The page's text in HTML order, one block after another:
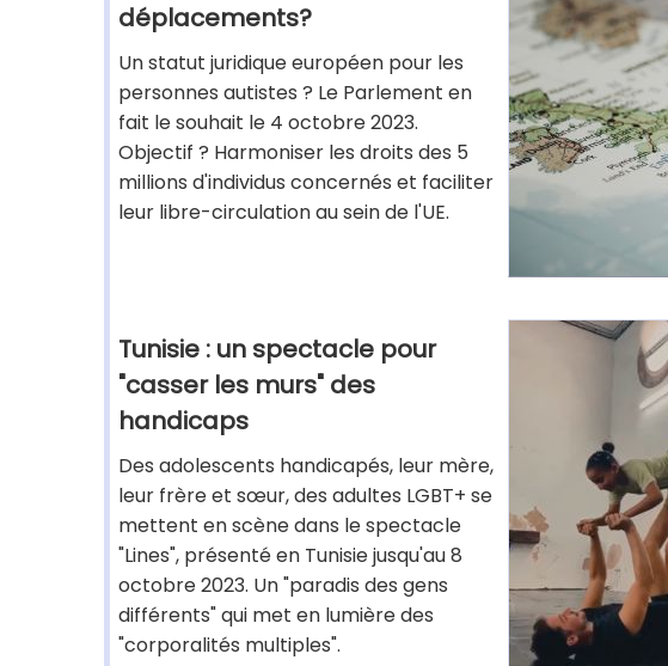
déplacements?
Un statut juridique européen pour les
personnes autistes ? Le Parlement en
fait le souhait le 4 octobre 2023.
Objectif ? Harmoniser les droits des 5
millions d'individus concernés et faciliter
leur libre-circulation au sein de l'UE.
Tunisie : un spectacle pour
"casser les murs" des
handicaps
Des adolescents handicapés, leur mère,
leur frère et sœur, des adultes LGBT+ se
mettent en scène dans le spectacle
"Lines", présenté en Tunisie jusqu'au 8
octobre 2023. Un "paradis des gens
différents" qui met en lumière des
"corporalités multiples".